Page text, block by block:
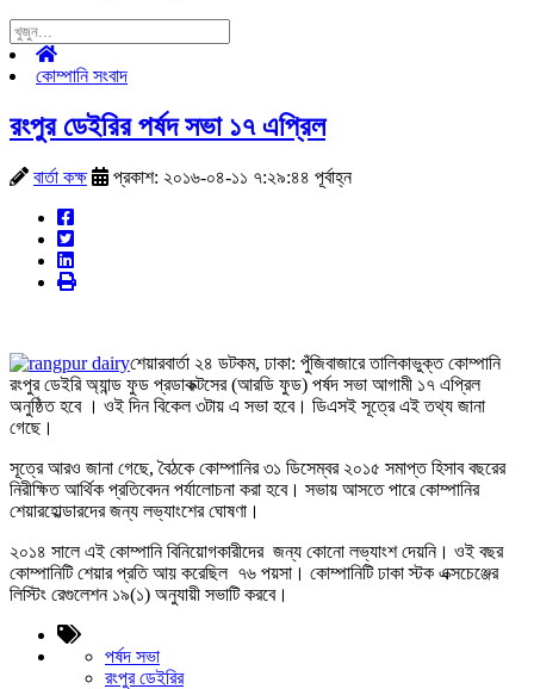
কোম্পানি সংবাদ
রংপুর ডেইরির পর্ষদ সভা ১৭ এপ্রিল
বার্তা কক্ষ প্রকাশ: ২০১৬-০৪-১১ ৭:২৯:৪৪ পূর্বাহ্ন
শেয়ারবার্তা ২৪ ডটকম, ঢাকা: পুঁজিবাজারে তালিকাভুক্ত কোম্পানি
রংপুর ডেইরি অ্যান্ড ফুড প্রডাকক্টসের (আরডি ফুড) পর্ষদ সভা আগামী ১৭ এপ্রিল
অনুষ্ঠিত হবে । ওই দিন বিকেল ৩টায় এ সভা হবে। ডিএসই সূত্রে এই তথ্য জানা
গেছে।
সূত্রে আরও জানা গেছে, বৈঠকে কোম্পানির ৩১ ডিসেম্বর ২০১৫ সমাপ্ত হিসাব বছরের
নিরীক্ষিত আর্থিক প্রতিবেদন পর্যালোচনা করা হবে। সভায় আসতে পারে কোম্পানির
শেয়ারহোল্ডারদের জন্য লভ্যাংশের ঘোষণা।
২০১৪ সালে এই কোম্পানি বিনিয়োগকারীদের জন্য কোনো লভ্যাংশ দেয়নি। ওই বছর
কোম্পানিটি শেয়ার প্রতি আয় করেছিল ৭৬ পয়সা। কোম্পানিটি ঢাকা স্টক এক্সচেঞ্জের
লিস্টিং রেগুলেশন ১৯(১) অনুযায়ী সভাটি করবে।
পর্ষদ সভা
রংপুর ডেইরির